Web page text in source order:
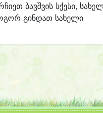
ბავშვის სქესი,
გინდათ სახელი